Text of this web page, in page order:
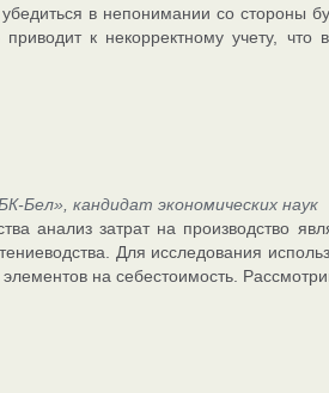
в непонимании со стороны
к некорректному учету,
кандидат экономических наук
анализ затрат на производство
Для исследования
на себестоимость.